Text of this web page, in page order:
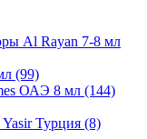
Al Rayan 7-8 мл
(99)
ОАЭ 8 мл (144)
Турция (8)